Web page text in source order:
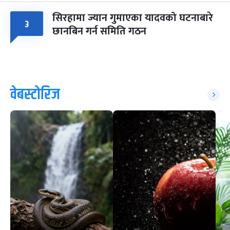
३ सिरहामा ज्यान गुमाएका यादवको घटनाबारे
छानबिन गर्न समिति गठन
वेबस्टोरिज